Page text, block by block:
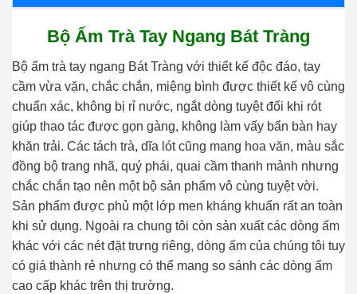
Bộ Ấm Trà Tay Ngang Bát Tràng
Bộ ấm trà tay ngang Bát Tràng với thiết kế độc đáo, tay
cầm vừa vặn, chắc chắn, miệng bình được thiết kế vô cùng
chuẩn xác, không bị rỉ nước, ngắt dòng tuyệt đối khi rót
giúp thao tác được gọn gàng, không làm vấy bẩn bàn hay
khăn trải. Các tách trà, dĩa lót cũng mang hoa văn, màu sắc
đồng bộ trang nhã, quý phái, quai cầm thanh mảnh nhưng
chắc chắn tạo nên một bộ sản phẩm vô cùng tuyệt vời.
Sản phẩm được phủ một lớp men kháng khuẩn rất an toàn
khi sử dụng. Ngoài ra chung tôi còn sản xuất các dòng ấm
khác với các nét đặt trưng riêng, dòng ấm của chúng tôi tuy
có giá thành rẻ nhưng có thể mang so sánh các dòng ấm
cao cấp khác trên thị trường.